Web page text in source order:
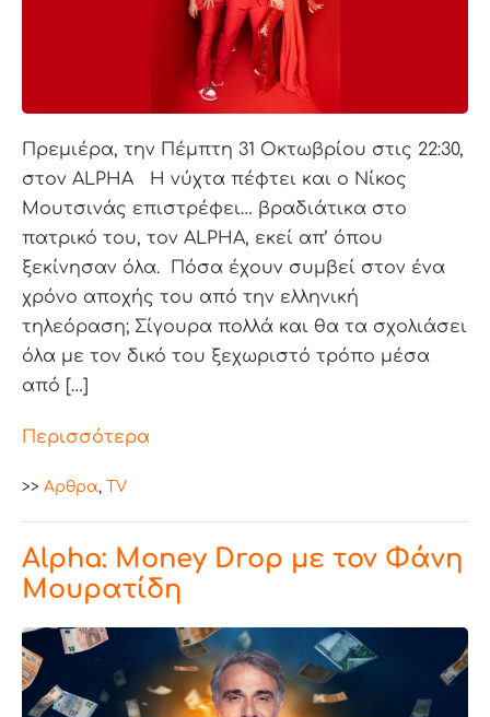
Πρεμιέρα, την Πέμπτη 31 Οκτωβρίου στις 22:30,
στον ALPHA Η νύχτα πέφτει και ο Νίκος
Μουτσινάς επιστρέφει… βραδιάτικα στο
πατρικό του, τον ALPHA, εκεί απ’ όπου
ξεκίνησαν όλα. Πόσα έχουν συμβεί στον ένα
χρόνο αποχής του από την ελληνική
τηλεόραση; Σίγουρα πολλά και θα τα σχολιάσει
όλα με τον δικό του ξεχωριστό τρόπο μέσα
από […]
Περισσότερα
>> Aρθρα, TV
Alpha: Money Drop με τον Φάνη
Μουρατίδη